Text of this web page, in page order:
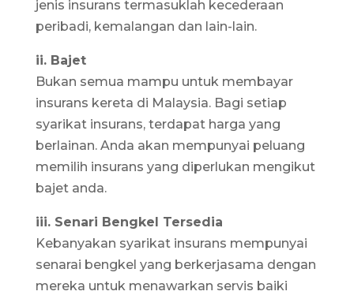
jenis insurans termasuklah kecederaan
peribadi, kemalangan dan lain-lain.
ii. Bajet
Bukan semua mampu untuk membayar
insurans kereta di Malaysia. Bagi setiap
syarikat insurans, terdapat harga yang
berlainan. Anda akan mempunyai peluang
memilih insurans yang diperlukan mengikut
bajet anda.
iii. Senari Bengkel Tersedia
Kebanyakan syarikat insurans mempunyai
senarai bengkel yang berkerjasama dengan
mereka untuk menawarkan servis baiki